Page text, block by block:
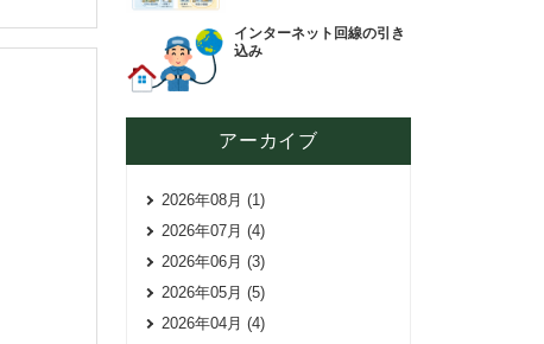
インターネット回線の引き
込み
アーカイブ
2026年08月 (1)
2026年07月 (4)
2026年06月 (3)
2026年05月 (5)
2026年04月 (4)